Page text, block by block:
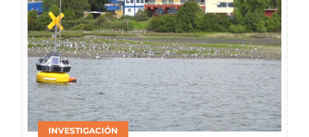
ACUICULTURA